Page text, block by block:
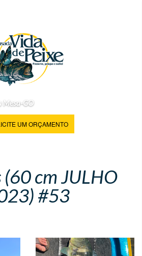
Mesa-GO
UM ORÇAMENTO
(60 cm JULHO
#53